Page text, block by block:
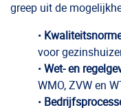
greep uit de
•
voor
•Wet- en
WMO, ZVW en
•